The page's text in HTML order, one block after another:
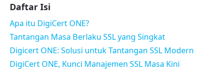
Daftar Isi
Apa itu DigiCert ONE?
Tantangan Masa Berlaku SSL yang Singkat
Digicert ONE: Solusi untuk Tantangan SSL Modern
DigiCert ONE, Kunci Manajemen SSL Masa Kini